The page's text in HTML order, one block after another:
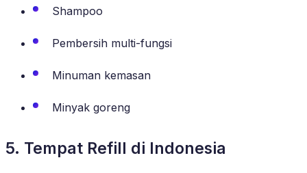
Shampoo
Pembersih multi-fungsi
Minuman kemasan
Minyak goreng
5. Tempat Refill di Indonesia